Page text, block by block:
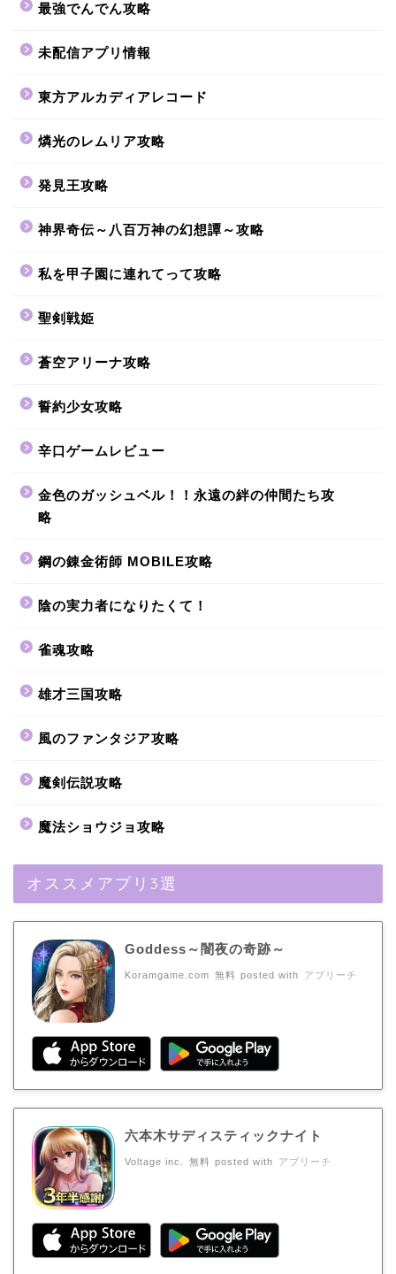
最強でんでん攻略
未配信アプリ情報
東方アルカディアレコード
燐光のレムリア攻略
発見王攻略
神界奇伝～八百万神の幻想譚～攻略
私を甲子園に連れてって攻略
聖剣戦姫
蒼空アリーナ攻略
誓約少女攻略
辛口ゲームレビュー
金色のガッシュベル！！永遠の絆の仲間たち攻
略
鋼の錬金術師 MOBILE攻略
陰の実力者になりたくて！
雀魂攻略
雄才三国攻略
風のファンタジア攻略
魔剣伝説攻略
魔法ショウジョ攻略
オススメアプリ3選
Goddess～闇夜の奇跡～
Koramgame.com 無料 posted with アプリーチ
六本木サディスティックナイト
Voltage inc. 無料 posted with アプリーチ